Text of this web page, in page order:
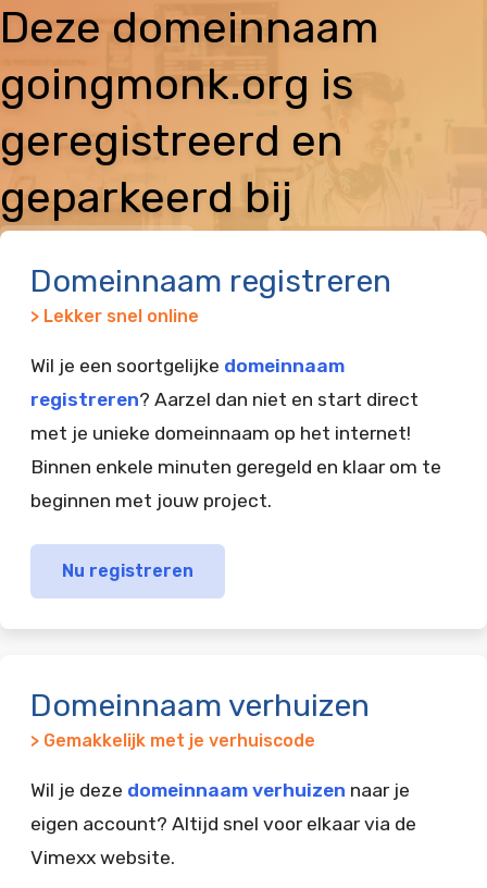
Deze domeinnaam
goingmonk.org is
geregistreerd en
geparkeerd bij
Domeinnaam registreren
> Lekker snel online
Wil je een soortgelijke domeinnaam
registreren? Aarzel dan niet en start direct
met je unieke domeinnaam op het internet!
Binnen enkele minuten geregeld en klaar om te
beginnen met jouw project.
Nu registreren
Domeinnaam verhuizen
> Gemakkelijk met je verhuiscode
Wil je deze domeinnaam verhuizen naar je
eigen account? Altijd snel voor elkaar via de
Vimexx website.